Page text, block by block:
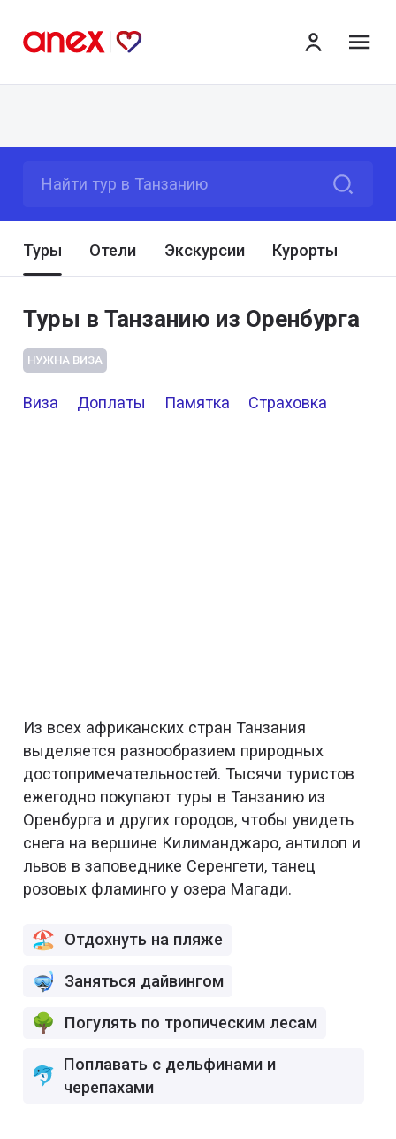
Найти тур в Танзанию
Туры Отели Экскурсии Курорты
Туры в Танзанию из Оренбурга
НУЖНА ВИЗА
Виза Доплаты Памятка Страховка
Из всех африканских стран Танзания
выделяется разнообразием природных
достопримечательностей. Тысячи туристов
ежегодно покупают туры в Танзанию из
Оренбурга и других городов, чтобы увидеть
снега на вершине Килиманджаро, антилоп и
львов в заповеднике Серенгети, танец
розовых фламинго у озера Магади.
Отдохнуть на пляже
Заняться дайвингом
Погулять по тропическим лесам
Поплавать с дельфинами и
черепахами